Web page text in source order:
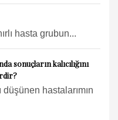
hasta grubun...
sonuçların kalıcılığını
hastalarımın